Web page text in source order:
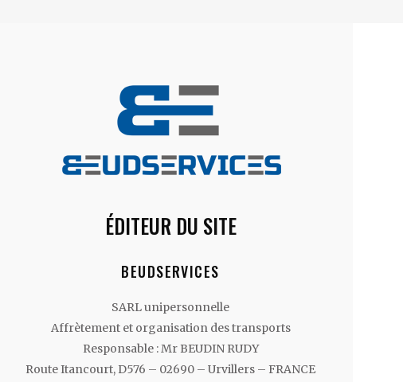
ÉDITEUR DU SITE
BEUDSERVICES
SARL unipersonnelle
Affrètement et organisation des transports
Responsable : Mr BEUDIN RUDY
Route Itancourt, D576 – 02690 – Urvillers – FRANCE